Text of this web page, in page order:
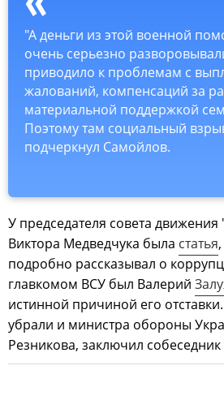
"А деньги из этой военной
очень серьезно
приводило к проблемам с
жалований, компенсаций за
материальной поддержкой
Поэтому там социальный
подчеркнул Самойлов.
У председателя совета движения
Виктора Медведчука была статья
подробно рассказывал о
главкомом ВСУ был Валерий
истинной причиной его
убрали и министра обороны
Резникова, заключил